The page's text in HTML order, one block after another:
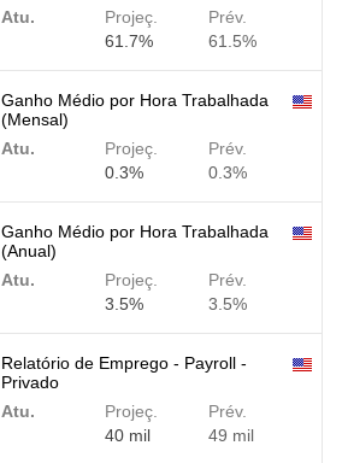
Atu.
Projeç.
61.7%
Prév.
61.5%
Ganho Médio por Hora Trabalhada
(Mensal)
Atu.
Projeç.
0.3%
Prév.
0.3%
Ganho Médio por Hora Trabalhada
(Anual)
Atu.
Projeç.
3.5%
Prév.
3.5%
Relatório de Emprego - Payroll -
Privado
Atu.
Projeç.
40 mil
Prév.
49 mil